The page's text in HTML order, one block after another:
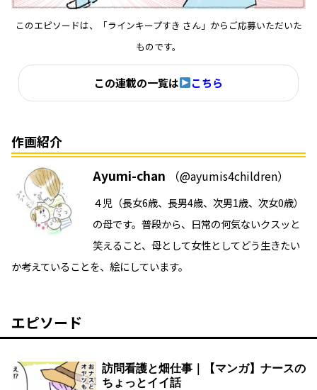
このエピソードは、「ラインキープすき さん」からご応募いただいた
ものです。
この連載の一覧は こちら
作画紹介
Ayumi-chan （@ayumis4children）
４児（長女6歳、長男4歳、次男1歳、次女0歳）
の母です。普段から、日常の何気ないクスッと
笑えること、母として女性としてどう生きたい
か考えていることを、絵にしています。
エピソード
訪問看護と畑仕事｜【マンガ】ナースの
ちょっとイイ話